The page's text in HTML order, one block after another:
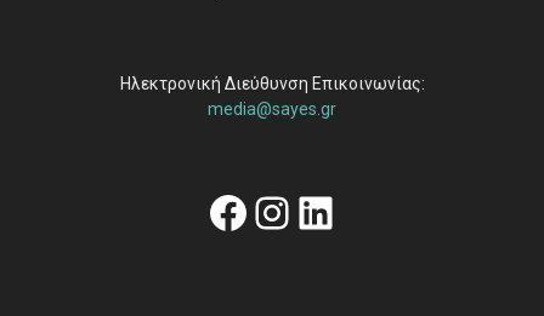
Ηλεκτρονική Διεύθυνση Επικοινωνίας:
media@sayes.gr
Facebook
Instagram
Linkedin